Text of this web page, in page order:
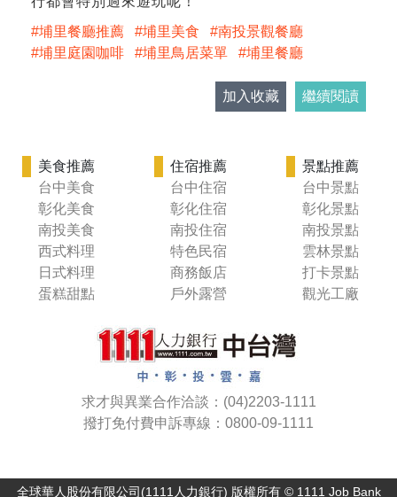
埔里餐廳推薦
埔里美食
南投景觀餐廳
埔里庭園咖啡
埔里鳥居菜單 埔里餐廳
加入收藏 繼續閱讀
美食推薦
台中美食
彰化美食
南投美食
西式料理
日式料理
蛋糕甜點
住宿推薦
台中住宿
彰化住宿
南投住宿
特色民宿
商務飯店
戶外露營
景點推薦
台中景點
彰化景點
南投景點
雲林景點
打卡景點
觀光工廠
求才與異業合作洽談：(04)2203-1111
撥打免付費申訴專線：0800-09-1111
全球華人股份有限公司(1111人力銀行) 版權所有 © 1111 Job Bank